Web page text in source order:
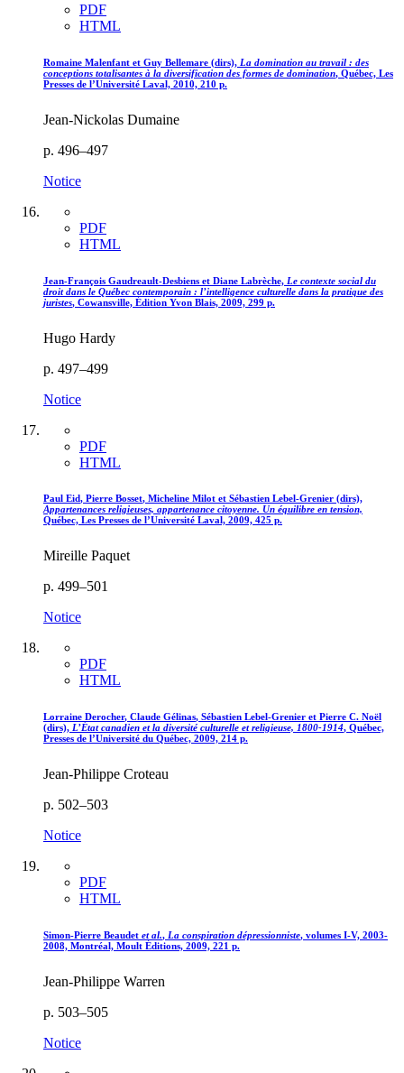
PDF
HTML
Romaine Malenfant et Guy Bellemare (dirs), La domination au travail : des
conceptions totalisantes à la diversification des formes de domination, Québec, Les
Presses de l’Université Laval, 2010, 210 p.
Jean-Nickolas Dumaine
p. 496–497
Notice
PDF
HTML
Jean-François Gaudreault-Desbiens et Diane Labrèche, Le contexte social du
droit dans le Québec contemporain : l’intelligence culturelle dans la pratique des
juristes, Cowansville, Édition Yvon Blais, 2009, 299 p.
Hugo Hardy
p. 497–499
Notice
PDF
HTML
Paul Eid, Pierre Bosset, Micheline Milot et Sébastien Lebel-Grenier (dirs),
Appartenances religieuses, appartenance citoyenne. Un équilibre en tension,
Québec, Les Presses de l’Université Laval, 2009, 425 p.
Mireille Paquet
p. 499–501
Notice
PDF
HTML
Lorraine Derocher, Claude Gélinas, Sébastien Lebel-Grenier et Pierre C. Noël
(dirs), L’État canadien et la diversité culturelle et religieuse, 1800-1914, Québec,
Presses de l’Université du Québec, 2009, 214 p.
Jean-Philippe Croteau
p. 502–503
Notice
PDF
HTML
Simon-Pierre Beaudet et al., La conspiration dépressionniste, volumes I-V, 2003-
2008, Montréal, Moult Éditions, 2009, 221 p.
Jean-Philippe Warren
p. 503–505
Notice